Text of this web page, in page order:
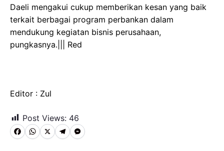
Daeli mengakui cukup memberikan kesan yang baik
terkait berbagai program perbankan dalam
mendukung kegiatan bisnis perusahaan,
pungkasnya.||| Red
Editor : Zul
Post Views: 46
F WX T M